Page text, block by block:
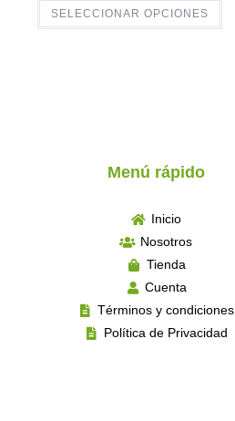
SELECCIONAR OPCIONES
Menú rápido
Inicio
Nosotros
Tienda
Cuenta
Términos y condiciones
Política de Privacidad